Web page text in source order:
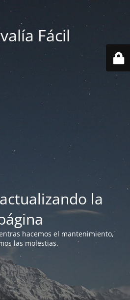
Fácil
la
hacemos el mantenimiento,
las molestias.